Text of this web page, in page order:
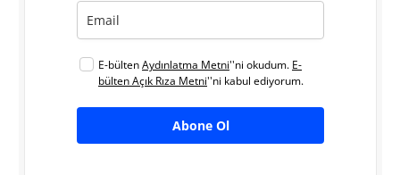
E-bültenAydınlatma Metni''ni okudum. E-
bülten Açık Rıza Metni''ni kabul ediyorum.
Abone Ol